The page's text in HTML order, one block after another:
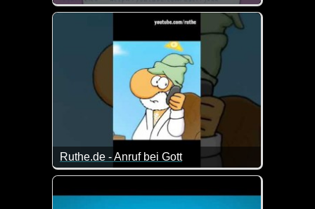
Ziemlich eigenwillige Version vom Weihnachtslied
Ruthe.de - Anruf bei Gott
Da hat Noah wirklich ein kleines Problem ;-)